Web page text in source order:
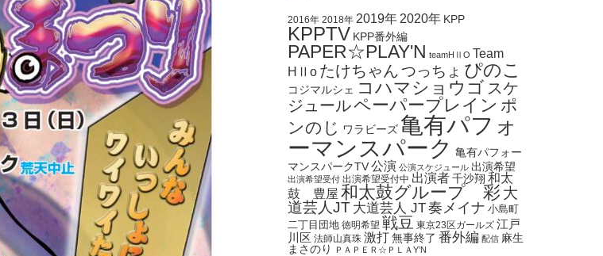
2016年 2018年 2019年 2020年 KPP
KPPTV KPP番外編
PAPER☆PLAY'N teamHⅡO Team
HⅡo たけちゃん つっちょ ぴのこ
コジマルシェ コハマショウゴ スケ
ジュールペーパープレイン ポ
ンのじ ワラビーズ 亀有パフォ
ーマンスパーク 亀有パフォー
マンスパークTV公演 公演スケジュール 出演希望
出演希望受付 出演希望受付中 出演者 千沙翔 和太
鼓 豊屋 和太鼓グループ 彩大
道芸人JT 大道芸人 JT奏メイナ 小島町
二丁目団地 徳明希望 戦豆 東京23区ガールズ 江戸
川区 法師山真珠 激打無事終了 番外編 配信 麻生
まさのり
ＰＡＰＥＲ☆ＰＬＡY’N